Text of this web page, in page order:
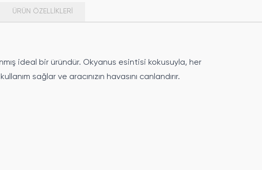
ÜRÜN ÖZELLIKLERI
ideal bir üründür. Okyanus esintisi kokusuyla, her
sağlar ve aracınızın havasını canlandırır.